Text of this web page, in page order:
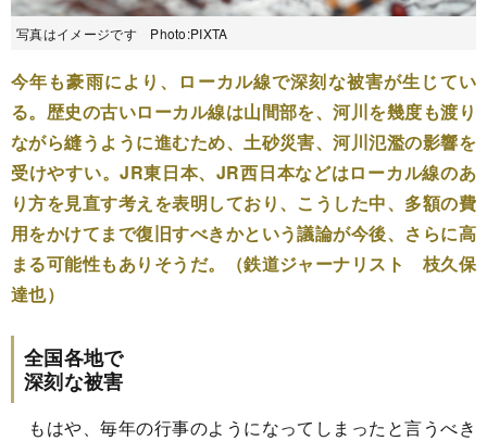
写真はイメージです Photo:PIXTA
今年も豪雨により、ローカル線で深刻な被害が生じてい
る。歴史の古いローカル線は山間部を、河川を幾度も渡り
ながら縫うように進むため、土砂災害、河川氾濫の影響を
受けやすい。JR東日本、JR西日本などはローカル線のあ
り方を見直す考えを表明しており、こうした中、多額の費
用をかけてまで復旧すべきかという議論が今後、さらに高
まる可能性もありそうだ。（鉄道ジャーナリスト 枝久保
達也）
全国各地で
深刻な被害
もはや、毎年の行事のようになってしまったと言うべき